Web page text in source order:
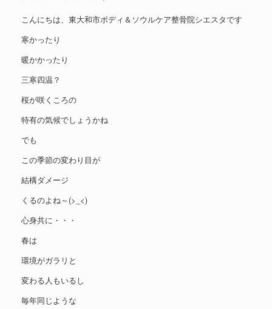
こんにちは、東大和市ボディ＆ソウルケア整骨院シエスタです
寒かったり
暖かかったり
三寒四温？
桜が咲くころの
特有の気候でしょうかね
でも
この季節の変わり目が
結構ダメージ
くるのよね～(>_<)
心身共に・・・
春は
環境がガラリと
変わる人もいるし
毎年同じような